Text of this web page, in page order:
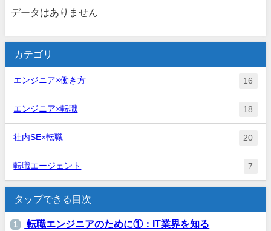
データはありません
カテゴリ
エンジニア×働き方 16
エンジニア×転職 18
社内SE×転職 20
転職エージェント 7
タップできる目次
1 転職エンジニアのために①：IT業界を知る